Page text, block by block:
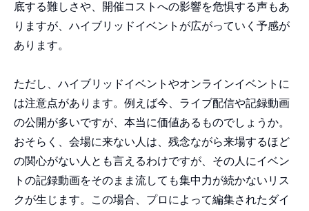
底する難しさや、開催コストへの影響を危惧する声もあ
りますが、ハイブリッドイベントが広がっていく予感が
あります。
ただし、ハイブリッドイベントやオンラインイベントに
は注意点があります。例えば今、ライブ配信や記録動画
の公開が多いですが、本当に価値あるものでしょうか。
おそらく、会場に来ない人は、残念ながら来場するほど
の関心がない人とも言えるわけですが、その人にイベン
トの記録動画をそのまま流しても集中力が続かないリス
クが生じます。この場合、プロによって編集されたダイ